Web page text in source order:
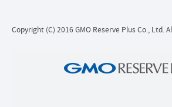
Copyright (C) 2016 GMO Reserve Plus Co., Ltd.